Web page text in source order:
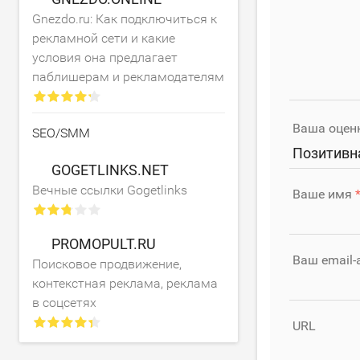
Ваша
Ваше имя
Ваш email-
URL
Gnezdo.ru: Как подключиться к
рекламной сети и какие
условия она предлагает
паблишерам и рекламодателям
SEO/SMM
GOGETLINKS.NET
Вечные ссылки Gogetlinks
PROMOPULT.RU
Поисковое продвижение,
контекстная реклама, реклама
в соцсетях